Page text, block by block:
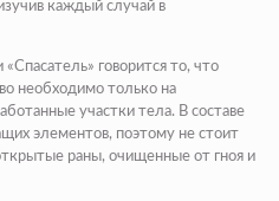
каждый случай в
говорится то, что
необходимо только на
участки тела. В составе
элементов, поэтому не стоит
раны, очищенные от гноя и